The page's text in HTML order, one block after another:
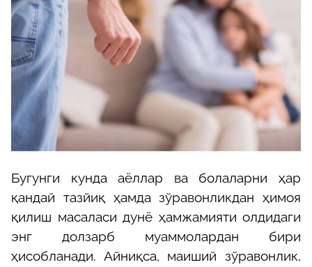
Бугунги кунда аёллар ва болаларни ҳар
қандай тазйиқ ҳамда зўравонликдан ҳимоя
қилиш масаласи дунё ҳамжамияти олдидаги
энг долзарб муаммолардан бири
ҳисобланади. Айниқса, маиший зўравонлик,